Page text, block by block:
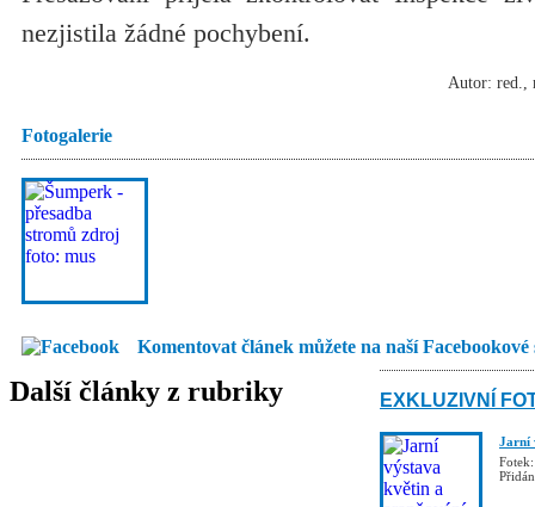
nezjistila žádné pochybení.
Autor: red.,
Fotogalerie
Komentovat článek můžete na naší Facebookové
Další články z rubriky EXKLUZIVNÍ
Jarní